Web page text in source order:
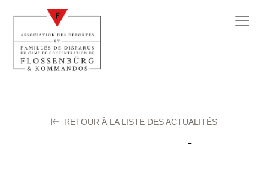
RETOUR À LA LISTE DES ACTUALITÉS
BELLIN Paul